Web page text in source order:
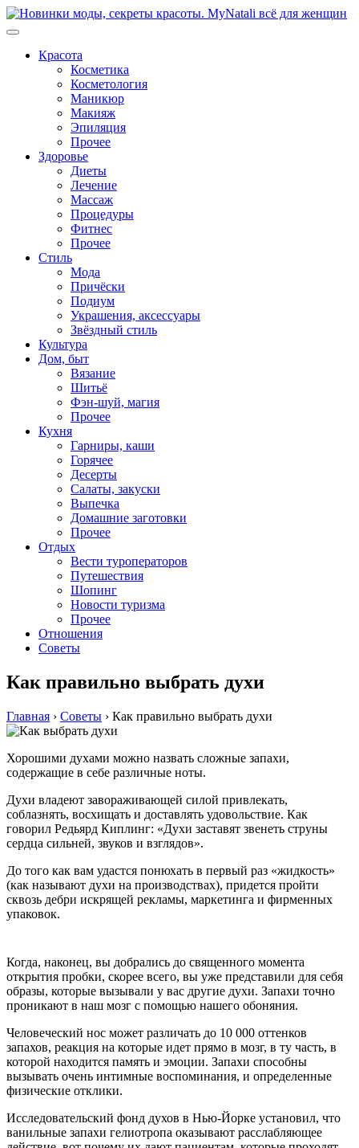
Перейти
к
Красота
Косметика
Косметология
Маникюр
Макияж
Эпиляция
Прочее
Здоровье
Диеты
Лечение
Массаж
Процедуры
Фитнес
Прочее
Стиль
Мода
Причёски
Подиум
Украшения, аксессуары
Звёздный стиль
Культура
Дом, быт
Вязание
Шитьё
Фэн-шуй, магия
Прочее
Кухня
Гарниры, каши
Горячее
Десерты
Салаты, закуски
Выпечка
Домашние заготовки
Прочее
Отдых
Вести туроператоров
Путешествия
Шопинг
Новости туризма
Прочее
Отношения
Советы
Как правильно выбрать духи
Главная › Советы › Как правильно выбрать духи
Хорошими духами можно назвать сложные запахи,
содержащие в себе различные ноты.
Духи владеют завораживающей силой привлекать,
соблазнять, восхищать и доставлять удовольствие. Как
говорил Редьярд Киплинг: «Духи заставят звенеть струны
сердца сильней, звуков и взглядов».
До того как вам удастся понюхать в первый раз «жидкость»
(как называют духи на производствах), придется пройти
сквозь дебри искрящей рекламы, маркетинга и фирменных
упаковок.
Когда, наконец, вы добрались до священного момента
открытия пробки, скорее всего, вы уже представили для себя
образы, которые вызывали у вас другие духи. Запахи точно
проникают в наш мозг с помощью нашего обоняния.
Человеческий нос может различать до 10 000 оттенков
запахов, реакция на которые идет прямо в мозг, в ту часть, в
которой находится память и эмоции. Запахи способны
вызывать очень интимные воспоминания, и определенные
физические отклики.
Исследовательский фонд духов в Нью-Йорке установил, что
ванильные запахи гелиотропа оказывают расслабляющее